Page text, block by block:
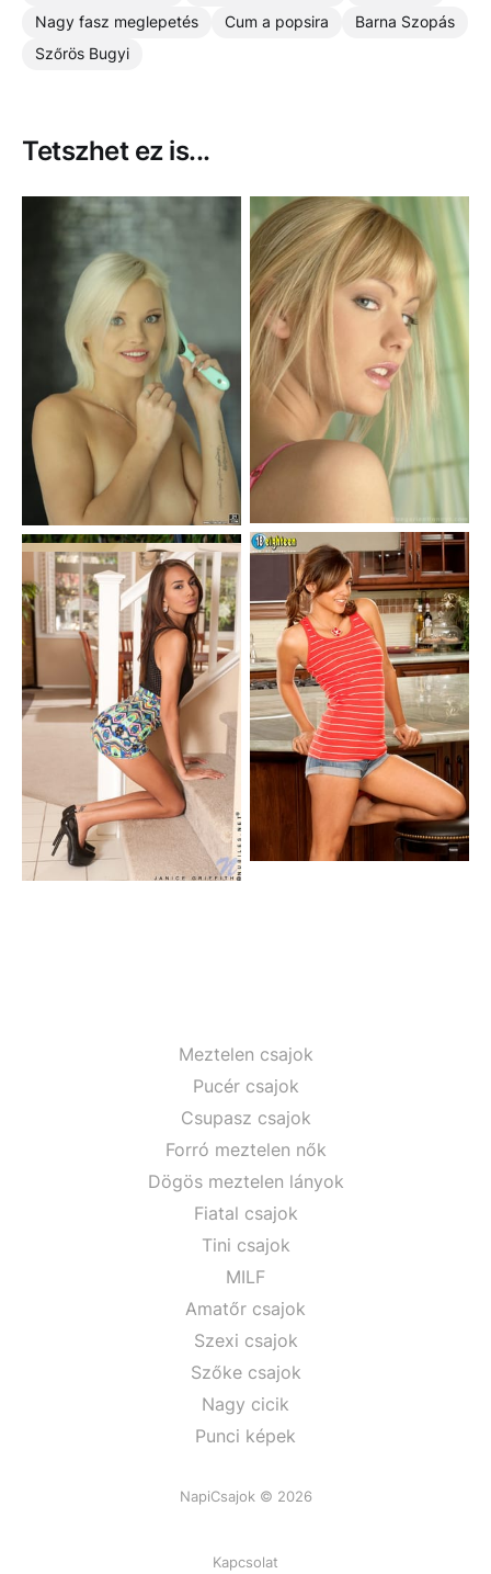
Nagy fasz meglepetés
Cum a popsira
Barna Szopás
Szőrös Bugyi
Tetszhet ez is...
Meztelen csajok
Pucér csajok
Csupasz csajok
Forró meztelen nők
Dögös meztelen lányok
Fiatal csajok
Tini csajok
MILF
Amatőr csajok
Szexi csajok
Szőke csajok
Nagy cicik
Punci képek
NapiCsajok © 2026
Kapcsolat